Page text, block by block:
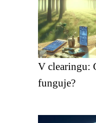
V clearingu:
funguje?